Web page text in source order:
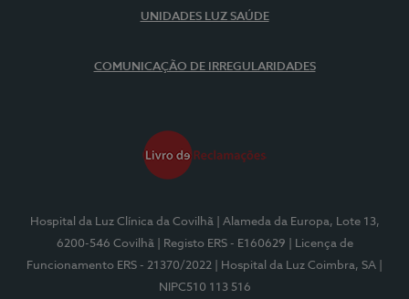
UNIDADES LUZ SAÚDE
COMUNICAÇÃO DE IRREGULARIDADES
Hospital da Luz Clínica da Covilhã
| Alameda da Europa, Lote 13,
6200-546 Covilhã
| Registo ERS - E160629
| Licença de
Funcionamento ERS - 21370/2022
| Hospital da Luz Coimbra, SA
NIPC510 113 516